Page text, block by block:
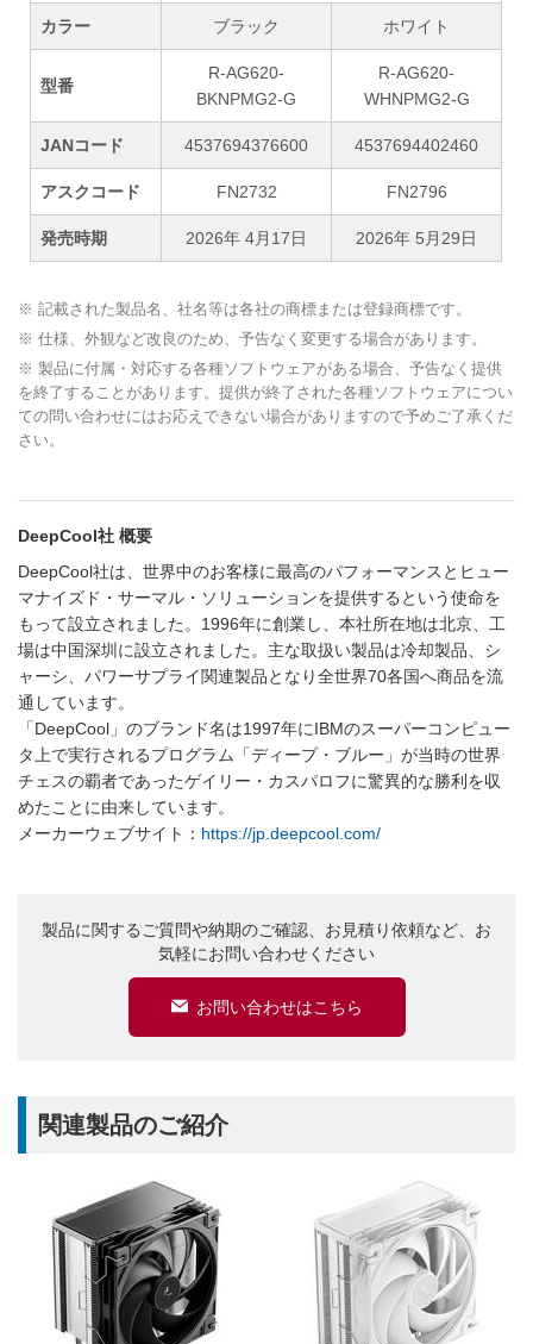
カラー ブラック ホワイト
型番
R-AG620-
BKNPMG2-G
R-AG620-
WHNPMG2-G
JANコード 4537694376600 4537694402460
アスクコード FN2732 FN2796
発売時期 2026年 4月17日 2026年 5月29日
※ 記載された製品名、社名等は各社の商標または登録商標です。
※ 仕様、外観など改良のため、予告なく変更する場合があります。
※ 製品に付属・対応する各種ソフトウェアがある場合、予告なく提供
を終了することがあります。提供が終了された各種ソフトウェアについ
ての問い合わせにはお応えできない場合がありますので予めご了承くだ
さい。
DeepCool社 概要
DeepCool社は、世界中のお客様に最高のパフォーマンスとヒュー
マナイズド・サーマル・ソリューションを提供するという使命を
もって設立されました。1996年に創業し、本社所在地は北京、工
場は中国深圳に設立されました。主な取扱い製品は冷却製品、シ
ャーシ、パワーサプライ関連製品となり全世界70各国へ商品を流
通しています。
「DeepCool」のブランド名は1997年にIBMのスーパーコンピュー
タ上で実行されるプログラム「ディープ・ブルー」が当時の世界
チェスの覇者であったゲイリー・カスパロフに驚異的な勝利を収
めたことに由来しています。
メーカーウェブサイト： https://jp.deepcool.com/
製品に関するご質問や納期のご確認、お見積り依頼など、お
気軽にお問い合わせください
お問い合わせはこちら
関連製品のご紹介